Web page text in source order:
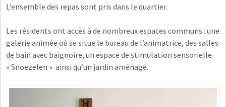
L’ensemble des repas sont pris dans le quartier.
Les résidents ont accès à de nombreux espaces communs : une
galerie animée où se situe le bureau de l’animatrice, des salles
de bain avec baignoire, un espace de stimulation sensorielle
« Snoezelen » ainsi qu’un jardin aménagé.